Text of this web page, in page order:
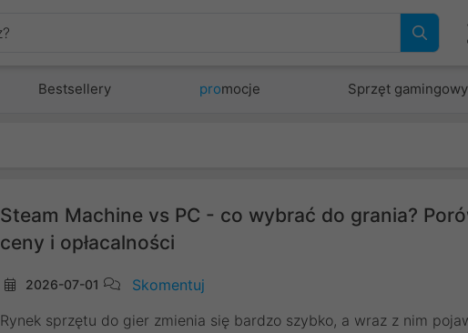
Bestsellery promocje Sprzęt gamingowy
Steam Machine vs PC - co wybrać do grania?
ceny i opłacalności
2026-07-01 Skomentuj
Rynek sprzętu do gier zmienia się bardzo szybko, a wraz z nim